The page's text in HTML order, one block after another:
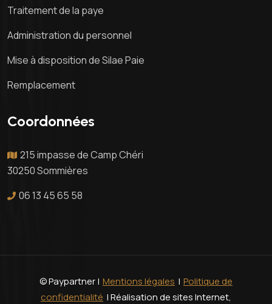
Traitement de la paye
Administration du personnel
Mise à disposition de Silae Paie
Remplacement
Coordonnées
215 impasse de Camp Chéri
30250 Sommières
06 13 45 65 58
© Paypartner | Mentions légales | Politique de
confidentialité | Réalisation de sites Internet,